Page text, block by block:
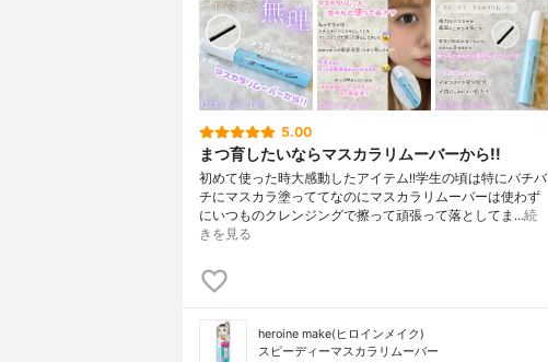
5.00
まつ育したいならマスカラリムーバーから!!
初めて使った時大感動したアイテム!!⁡⁡学生の頃は特にバチバ
チにマスカラ塗っててなのにマスカラリムーバーは使わず
にいつものクレンジングで擦って頑張って落としてま…続
きを見る
heroine make(ヒロインメイク)
スピーディーマスカラリムーバー